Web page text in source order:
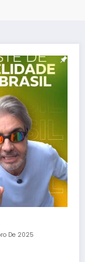
De 2025